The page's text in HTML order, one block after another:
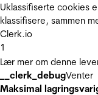
Uklassifiserte cookies
klassifisere, sammen
Clerk.io
1
Lær mer om denne
__clerk_debugVenter
Maksimal